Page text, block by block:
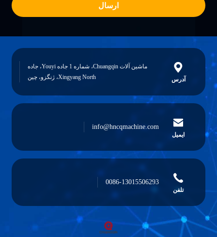
ارسال
آدرس
ماشین آلات Chuangqin، شماره 1 جاده Youyi، جاده
Xingyang North، ژنگزو، چین
ایمیل
info@hncqmachine.com
تلفن
0086-13015506293